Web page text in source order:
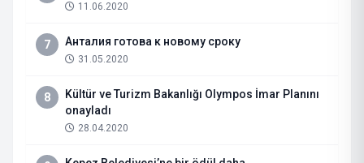
11.06.2020
7 Анталия готова к новому сроку
31.05.2020
8
Kültür ve Turizm Bakanlığı Olympos İmar Planını
onayladı
28.04.2020